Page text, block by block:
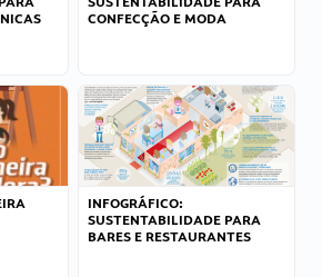
CONFECÇÃO E MODA
INFOGRÁFICO:
SUSTENTABILIDADE PARA
BARES E RESTAURANTES